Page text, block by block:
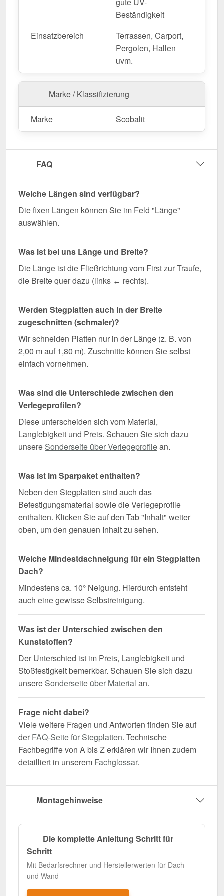
gute UV-
Beständigkeit
Einsatzbereich
Terrassen, Carport,
Pergolen, Hallen
uvm.
Marke / Klassifizierung
Marke Scobalit
FAQ
Welche Längen sind verfügbar?
Die fixen Längen können Sie im Feld "Länge"
auswählen.
Was ist bei uns Länge und Breite?
Die Länge ist die Fließrichtung vom First zur Traufe,
die Breite quer dazu (links ↔ rechts).
Werden Stegplatten auch in der Breite
zugeschnitten (schmaler)?
Wir schneiden Platten nur in der Länge (z. B. von
2,00 m auf 1,80 m). Zuschnitte können Sie selbst
einfach vornehmen.
Was sind die Unterschiede zwischen den
Verlegeprofilen?
Diese unterscheiden sich vom Material,
Langlebigkeit und Preis. Schauen Sie sich dazu
unsere Sonderseite über Verlegeprofilean.
Was ist im Sparpaket enthalten?
Neben den Stegplatten sind auch das
Befestigungsmaterial sowie die Verlegeprofile
enthalten. Klicken Sie auf den Tab "Inhalt" weiter
oben, um den genauen Inhalt zu sehen.
Welche Mindestdachneigung für ein Stegplatten
Dach?
Mindestens ca. 10° Neigung. Hierdurch entsteht
auch eine gewisse Selbstreinigung.
Was ist der Unterschied zwischen den
Kunststoffen?
Der Unterschied ist im Preis, Langlebigkeit und
Stoßfestigkeit bemerkbar. Schauen Sie sich dazu
unsere Sonderseite über Material an.
Frage nicht dabei?
Viele weitere Fragen und Antworten finden Sie auf
der FAQ-Seite für Stegplatten. Technische
Fachbegriffe von A bis Z erklären wir Ihnen zudem
detailliert in unserem Fachglossar.
Montagehinweise
Die komplette Anleitung Schritt für
Schritt
Mit Bedarfsrechner und Herstellerwerten für Dach
und Wand